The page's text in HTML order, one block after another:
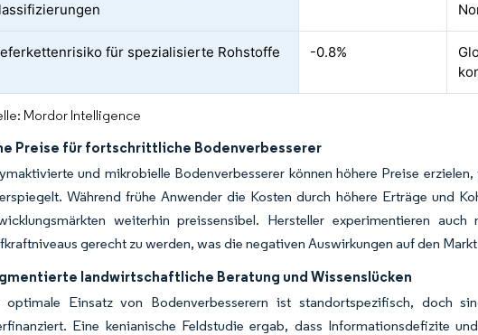
für spezialisierte Rohstoffe -0.8%
Mordor Intelligence
Preise für fortschrittliche Bodenverbesserer
und mikrobielle Bodenverbesserer können höhere Preise
Während frühe Anwender die Kosten durch höhere Erträge und
weiterhin preissensibel. Hersteller experimentieren
gerecht zu werden, was die negativen Auswirkungen auf den
landwirtschaftliche Beratung und Wissenslücken
optimale Einsatz von Bodenverbesserern ist standortspezifisch, doch
Eine kenianische Feldstudie ergab, dass Informationsdefizite